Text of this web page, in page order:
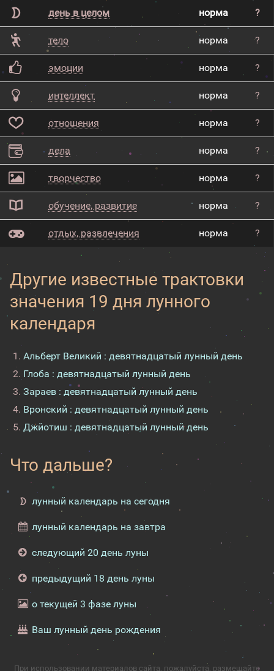
день в целом норма ?
тело норма ?
эмоции норма ?
интеллект норма ?
отношения норма ?
дела норма ?
творчество норма ?
обучение, развитие норма ?
отдых, развлечения норма ?
Другие известные трактовки
значения 19 дня лунного
календаря
Альберт Великий : девятнадцатый лунный день
Глоба : девятнадцатый лунный день
Зараев : девятнадцатый лунный день
Вронский : девятнадцатый лунный день
Джйотиш : девятнадцатый лунный день
Что дальше?
лунный календарь на сегодня
лунный календарь на завтра
следующий 20 день луны
предыдущий 18 день луны
о текущей 3 фазе луны
Ваш лунный день рождения
При использовании материалов сайта, пожалуйста, размещайте